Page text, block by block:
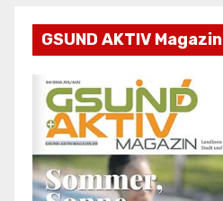
GSUND AKTIV Magazin